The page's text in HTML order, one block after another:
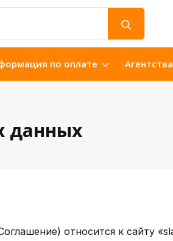
по оплате
данных
относится к сайту